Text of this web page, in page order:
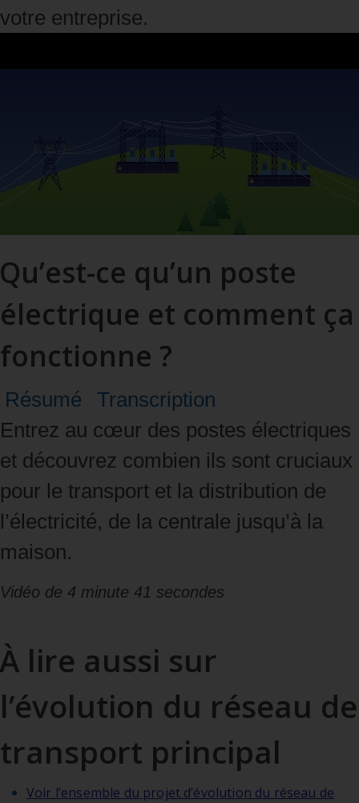
votre entreprise.
Vidéo : Qu’est-ce qu’un poste
électrique et comment ça fonctionne ?
Qu’est-ce qu’un poste
électrique et comment ça
fonctionne ?
Résumé
Transcription
Entrez au cœur des postes électriques
et découvrez combien ils sont cruciaux
pour le transport et la distribution de
l’électricité, de la centrale jusqu’à la
maison.
Vidéo de 4 minute 41 secondes
À lire aussi sur
l’évolution du réseau de
transport principal
Voir l’ensemble du projet d’évolution du réseau de